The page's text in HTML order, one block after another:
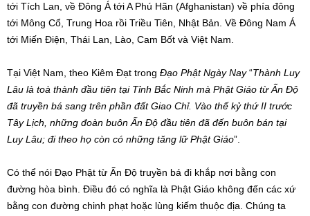
tới Tích Lan, về Đông Á tới A Phú Hãn (Afghanistan) về phía đông
tới Mông Cổ, Trung Hoa rồi Triều Tiên, Nhật Bản. Về Đông Nam Á
tới Miến Điện, Thái Lan, Lào, Cam Bốt và Việt Nam.
Tại Việt Nam, theo Kiêm Đạt trong Đạo Phật Ngày Nay“Thành Luy
Lâu là toà thành đầu tiên tại Tỉnh Bắc Ninh mà Phật Giáo từ Ấn Độ
đã truyền bá sang trên phần đất Giao Chỉ. Vào thế kỷ thứ II trước
Tây Lịch, những đoàn buôn Ấn Độ đầu tiên đã đến buôn bán tại
Luy Lâu; đi theo họ còn có những tăng lữ Phật Giáo”.
Có thể nói Đạo Phật từ Ấn Độ truyền bá đi khắp nơi bằng con
đường hòa bình. Điều đó có nghĩa là Phật Giáo không đến các xứ
bằng con đường chinh phạt hoặc lùng kiếm thuộc địa. Chúng ta